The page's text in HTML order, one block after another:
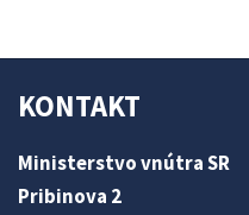
KONTAKT
Ministerstvo vnútra SR
Pribinova 2